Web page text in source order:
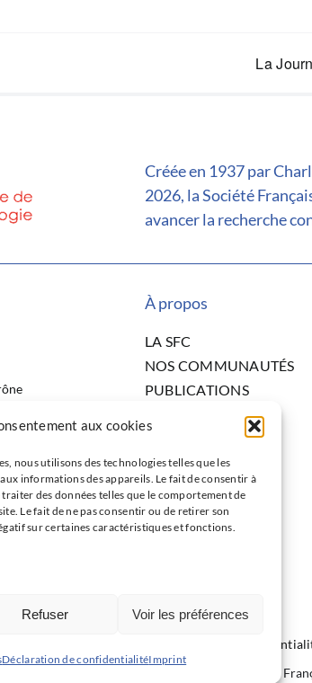
aux cookies
nous utilisons des technologies telles que les
informations des appareils. Le fait de consentir à
des données telles que le comportement de
Le fait de ne pas consentir ou de retirer son
sur certaines caractéristiques et fonctions.
Refuser Voir les préférences
Déclaration de confidentialitéImprint
La
Créée en 1937 par
2026, la Société
avancer la recherche
À propos
LA SFC
NOS COMMUNAUTÉS
PUBLICATIONS
NOS CONGRÈS
RECHERCHE
PRIX ET BOURSES
FORMATION
OFFRES D’EMPLOI
Déclaration de
© Copyright 2025 | Société